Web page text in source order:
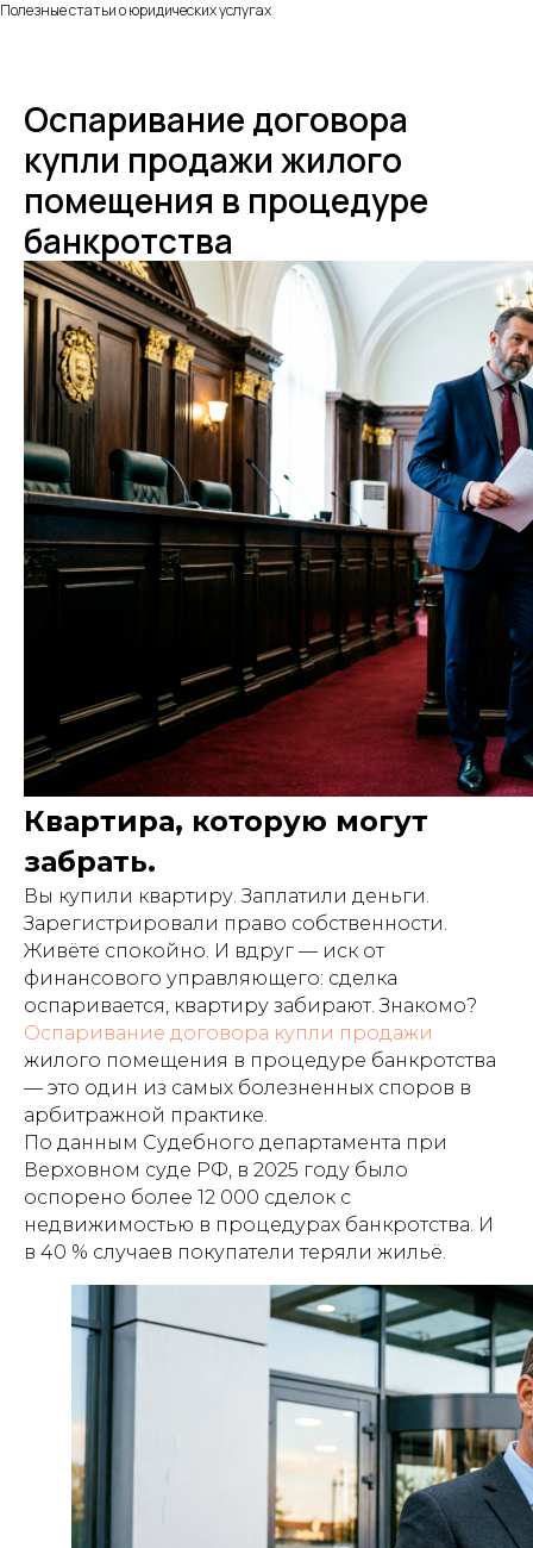
Полезные статьи о юридических услугах
Оспаривание договора
купли продажи жилого
помещения в процедуре
банкротства
Квартира, которую могут
забрать.
Вы купили квартиру. Заплатили деньги.
Зарегистрировали право собственности.
Живёте спокойно. И вдруг — иск от
финансового управляющего: сделка
оспаривается, квартиру забирают. Знакомо?
Оспаривание договора купли продажи
жилого помещения в процедуре банкротства
— это один из самых болезненных споров в
арбитражной практике.
По данным Судебного департамента при
Верховном суде РФ, в 2025 году было
оспорено более 12 000 сделок с
недвижимостью в процедурах банкротства. И
в 40 % случаев покупатели теряли жильё.